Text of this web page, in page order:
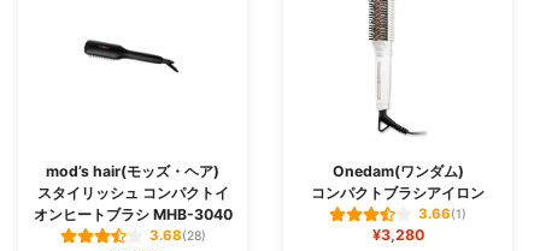
mod’s hair(モッズ・ヘア)
スタイリッシュ コンパクトイ
オンヒートブラシ MHB-3040
3.68(28)
Onedam(ワンダム)
コンパクトブラシアイロン
3.66(1)
¥3,280